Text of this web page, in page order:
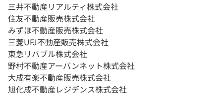
三井不動産リアルティ株式会社
住友不動産販売株式会社
みずほ不動産販売株式会社
三菱UFJ不動産販売株式会社
東急リバブル株式会社
野村不動産アーバンネット株式会社
大成有楽不動産販売株式会社
旭化成不動産レジデンス株式会社